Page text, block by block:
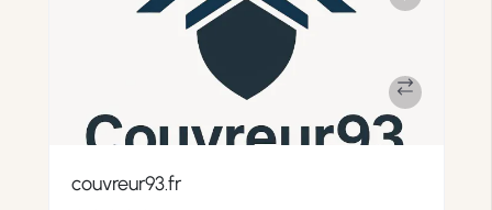
couvreur93.fr